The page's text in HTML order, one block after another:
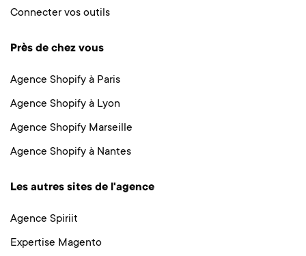
Connecter vos outils
Près de chez vous
Agence Shopify à Paris
Agence Shopify à Lyon
Agence Shopify Marseille
Agence Shopify à Nantes
Les autres sites de l'agence
Agence Spiriit
Expertise Magento